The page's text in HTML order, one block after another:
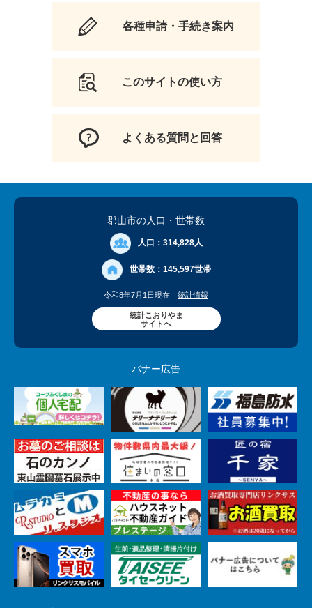
各種申請・手続き案内
このサイトの使い方
よくある質問と回答
郡山市の人口 ・世帯数
人口： 314,828人
世帯数： 145,597世帯
令和8年7月1日現在 統計情報
統計こおりやま
サイトへ
バナー広告